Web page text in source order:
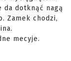
dotknąć nagą
Zamek chodzi,
mecyje.